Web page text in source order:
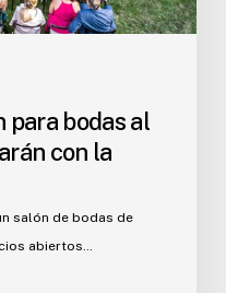
para bodas al
con la
salón de bodas de
abiertos…